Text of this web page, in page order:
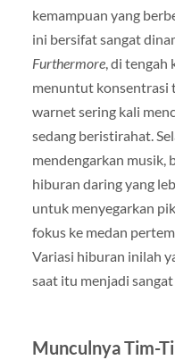
kemampuan yang
ini bersifat sangat
Furthermore, di tengah
menuntut konsentrasi
warnet sering kali
sedang beristirahat.
mendengarkan musik,
hiburan daring yang
untuk menyegarkan
fokus ke medan
Variasi hiburan inilah
saat itu menjadi
Munculnya Tim-